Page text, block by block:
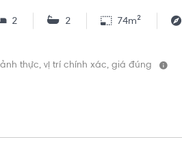
2 2 74m²
thực, vị trí chính xác, giá đúng